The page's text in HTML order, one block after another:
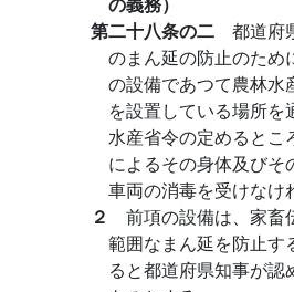
第二十八条の二 都道府
のまん延の防止のため
の設備であつて農林水
を設置している場所
水産省令の定めるとこ
によるその身体及びそ
車両の消毒を受けなけ
２ 前項の設備は、家畜
範囲なまん延を防止す
ると都道府県知事が認